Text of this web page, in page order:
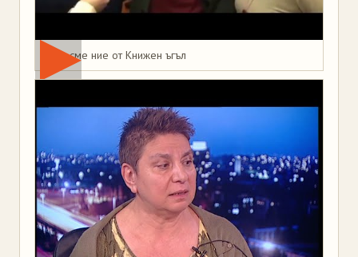
Това сме ние от Книжен ъгъл